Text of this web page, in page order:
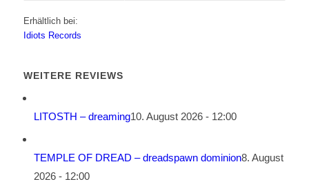
Erhältlich bei:
Idiots Records
WEITERE REVIEWS
LITOSTH – dreaming10. August 2026 - 12:00
TEMPLE OF DREAD – dreadspawn dominion8. August
2026 - 12:00